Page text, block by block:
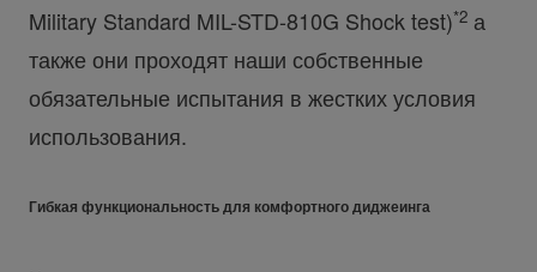
Military Standard MIL-STD-810G Shock test)*2а
также они проходят наши собственные
обязательные испытания в жестких условия
использования.
Гибкая функциональность для комфортного диджеинга